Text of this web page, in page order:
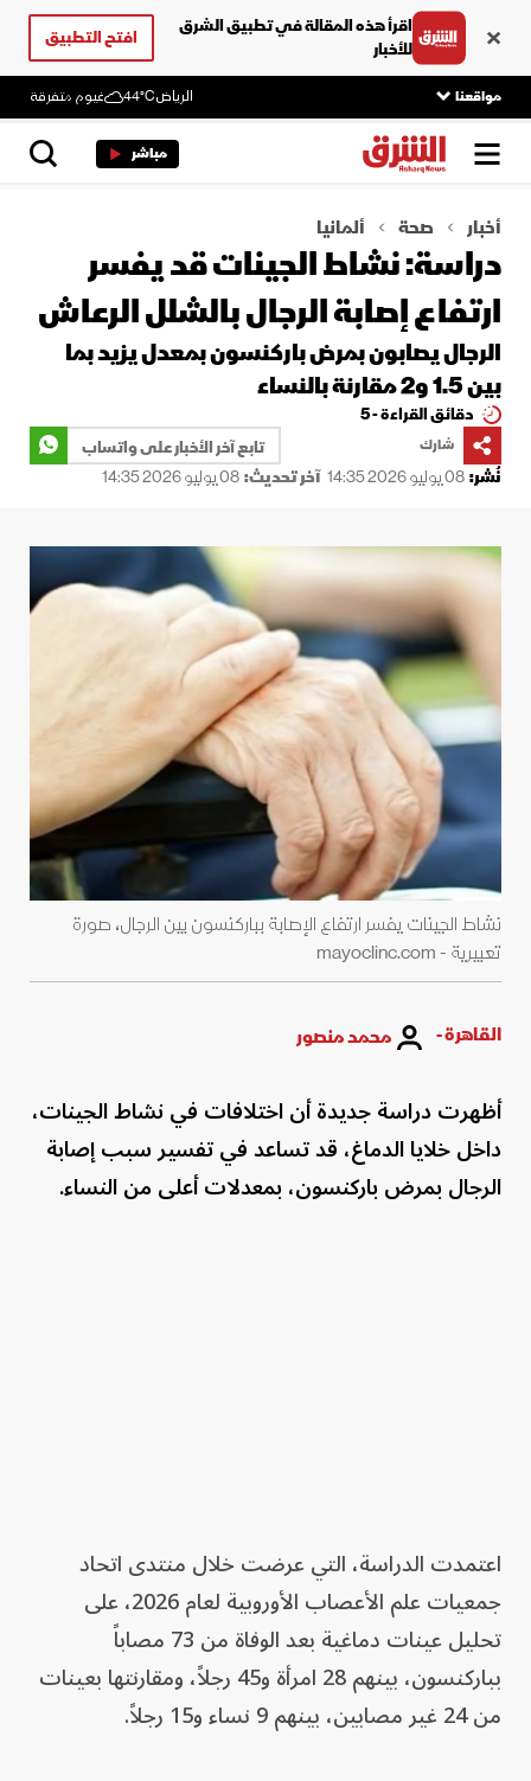
اقرأ هذه المقالة في تطبيق الشرق
للأخبار
افتح التطبيق
مواقعنا الرياض44°C غيوم متفرقة
مباشر
أخبار صحة ألمانيا
دراسة: نشاط الجينات قد يفسر
ارتفاع إصابة الرجال بالشلل الرعاش
الرجال يصابون بمرض باركنسون بمعدل يزيد بما
بين 1.5 و2 مقارنة بالنساء
دقائق القراءة - 5
شارك
تابع آخر الأخبار على واتساب
نُشر:08 يوليو 2026 14:35 آخر تحديث:08 يوليو 2026 14:35
نشاط الجينات يفسر ارتفاع الإصابة بباركنسون بين الرجال، صورة
تعبيرية - mayoclinc.com
القاهرة - محمد منصور
أظهرت دراسة جديدة أن اختلافات في نشاط الجينات،
داخل خلايا الدماغ، قد تساعد في تفسير سبب إصابة
الرجال بمرض باركنسون، بمعدلات أعلى من النساء.
اعتمدت الدراسة، التي عرضت خلال منتدى اتحاد
جمعيات علم الأعصاب الأوروبية لعام 2026، على
تحليل عينات دماغية بعد الوفاة من 73 مصاباً
بباركنسون، بينهم 28 امرأة و45 رجلاً، ومقارنتها بعينات
من 24 غير مصابين، بينهم 9 نساء و15 رجلاً.